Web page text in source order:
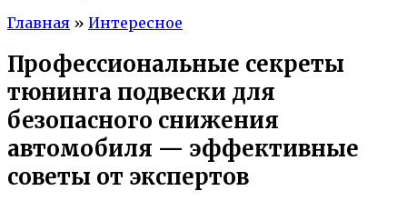
Главная » Интересное
Профессиональные секреты
тюнинга подвески для
безопасного снижения
автомобиля — эффективные
советы от экспертов